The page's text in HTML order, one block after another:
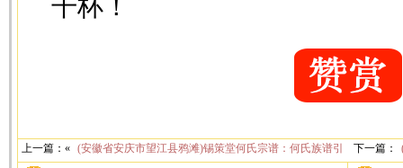
干杯！
上一篇：« (安徽省安庆市望江县鸦滩)锡策堂何氏宗谱：何氏族谱引 下一篇：